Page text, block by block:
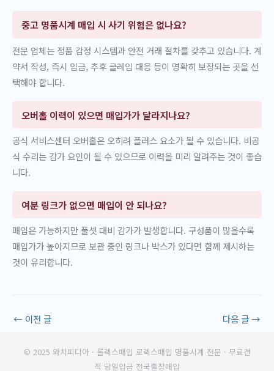
중고 명품시계 매입 시 사기 위험은 없나요?
전문 업체는 정품 감정 시스템과 안전 거래 절차를 갖추고 있습니다. 계
약서 작성, 즉시 입금, 추후 클레임 대응 등이 명확히 보장되는 곳을 선
택해야 합니다.
오버홀 이력이 있으면 매입가가 달라지나요?
공식 서비스센터 오버홀은 오히려 플러스 요소가 될 수 있습니다. 비공
식 수리는 감가 요인이 될 수 있으므로 이력을 미리 알려주는 것이 좋습
니다.
여분 링크가 없으면 매입이 안 되나요?
매입은 가능하지만 풀셋 대비 감가가 발생합니다. 구성품이 많을수록
매입가가 높아지므로 보관 중인 링크나 박스가 있다면 함께 제시하는
것이 유리합니다.
← 이전 글 다음 글→
© 2025 와치피디아 · 롤렉스매입 로렉스매입 명품시계 전문 · 무료견
적 당일입금 전국출장매입